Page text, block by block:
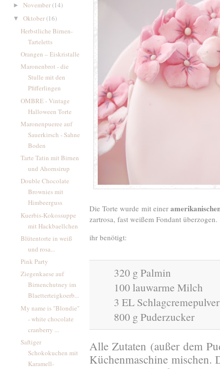
► November(14)
▼ Oktober(16)
Herbstliche Birnen-
Tarteletts
Orangen – Eiskristalle
Maronenbrot - die
Stulle mit den
Pfifferlingen
OMBRE - Vintage
Halloween Torte
Maronenpueree auf
Sauerkirsch - Sahne
Boden
Tarte Tatin mit Birnen
und Ahornsirup
Double Chocolate
Brownies mit
Himbeerguss
Kuerbis-Kokossuppe
mit Hackbaellchen
Blütentorte in weiß
und rosa...
Pink Party
Ziegenkaese auf
Birnenchutney im
Blaetterteigkoerb...
My name is "Blondie"
- white chocolate
cranberry ...
Saftiger
Schokokuchen mit
Karamell-
Die Torte wurde mit einer
zartrosa, fast weißem Fondant überzogen.
ihr benötigt:
320 g Palmin
100 lauwarme Milch
3 EL Schlagcremepulver
800 g Puderzucker
Alle Zutaten (außer dem
Küchenmaschine mischen.